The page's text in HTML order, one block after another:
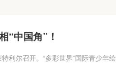
“中国角”！
尔召开。“多彩世界”国际青少年绘